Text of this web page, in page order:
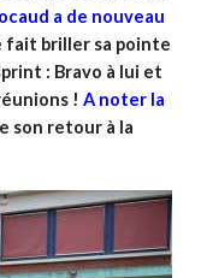
a de nouveau
fait briller sa pointe
: Bravo à lui et
!A noter la
son retour à la